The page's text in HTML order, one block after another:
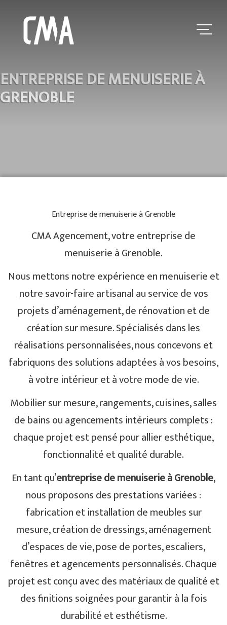
ENTREPRISE DE MENUISERIE À
GRENOBLE
Entreprise de menuiserie à Grenoble
CMA Agencement, votre entreprise de
menuiserie à Grenoble.
Nous mettons notre expérience en menuiserie et
notre savoir-faire artisanal au service de vos
projets d’aménagement, de rénovation et de
création sur mesure. Spécialisés dans les
réalisations personnalisées, nous concevons et
fabriquons des solutions adaptées à vos besoins,
à votre intérieur et à votre mode de vie.
Mobilier sur mesure, rangements, cuisines, salles
de bains ou agencements intérieurs complets :
chaque projet est pensé pour allier esthétique,
fonctionnalité et qualité durable.
En tant qu’entreprise de menuiserie à Grenoble,
nous proposons des prestations variées :
fabrication et installation de meubles sur
mesure, création de dressings, aménagement
d’espaces de vie, pose de portes, escaliers,
fenêtres et agencements personnalisés. Chaque
projet est conçu avec des matériaux de qualité et
des finitions soignées pour garantir à la fois
durabilité et esthétisme.